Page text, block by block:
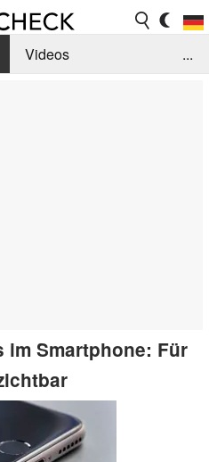
Videos
...
Smartphone: Für